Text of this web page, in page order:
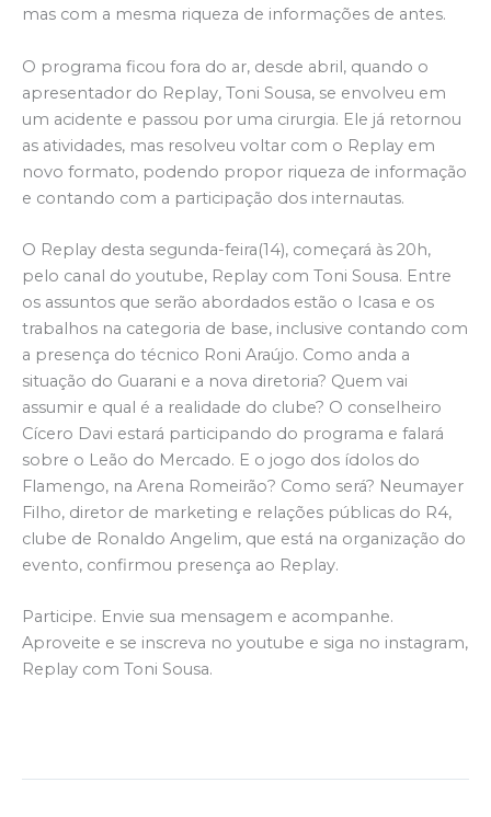
mas com a mesma riqueza de informações de antes.
O programa ficou fora do ar, desde abril, quando o
apresentador do Replay, Toni Sousa, se envolveu em
um acidente e passou por uma cirurgia. Ele já retornou
as atividades, mas resolveu voltar com o Replay em
novo formato, podendo propor riqueza de informação
e contando com a participação dos internautas.
O Replay desta segunda-feira(14), começará às 20h,
pelo canal do youtube, Replay com Toni Sousa. Entre
os assuntos que serão abordados estão o Icasa e os
trabalhos na categoria de base, inclusive contando com
a presença do técnico Roni Araújo. Como anda a
situação do Guarani e a nova diretoria? Quem vai
assumir e qual é a realidade do clube? O conselheiro
Cícero Davi estará participando do programa e falará
sobre o Leão do Mercado. E o jogo dos ídolos do
Flamengo, na Arena Romeirão? Como será? Neumayer
Filho, diretor de marketing e relações públicas do R4,
clube de Ronaldo Angelim, que está na organização do
evento, confirmou presença ao Replay.
Participe. Envie sua mensagem e acompanhe.
Aproveite e se inscreva no youtube e siga no instagram,
Replay com Toni Sousa.